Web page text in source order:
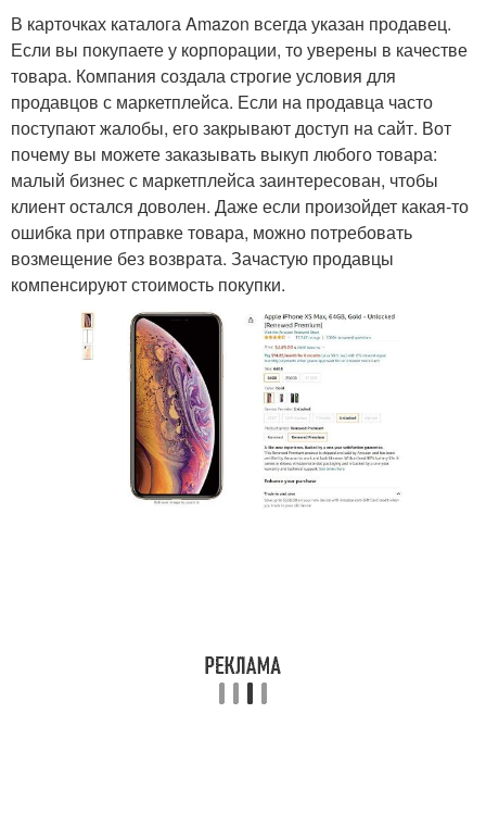
В карточках каталога Amazon всегда указан продавец.
Если вы покупаете у корпорации, то уверены в качестве
товара. Компания создала строгие условия для
продавцов с маркетплейса. Если на продавца часто
поступают жалобы, его закрывают доступ на сайт. Вот
почему вы можете заказывать выкуп любого товара:
малый бизнес с маркетплейса заинтересован, чтобы
клиент остался доволен. Даже если произойдет какая-то
ошибка при отправке товара, можно потребовать
возмещение без возврата. Зачастую продавцы
компенсируют стоимость покупки.